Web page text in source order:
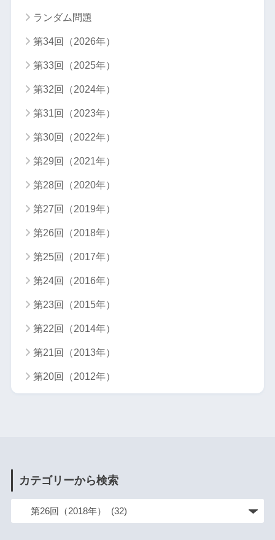
ランダム問題
第34回（2026年）
第33回（2025年）
第32回（2024年）
第31回（2023年）
第30回（2022年）
第29回（2021年）
第28回（2020年）
第27回（2019年）
第26回（2018年）
第25回（2017年）
第24回（2016年）
第23回（2015年）
第22回（2014年）
第21回（2013年）
第20回（2012年）
カテゴリーから検索